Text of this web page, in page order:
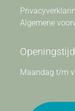
Algemene
Maandag t/m